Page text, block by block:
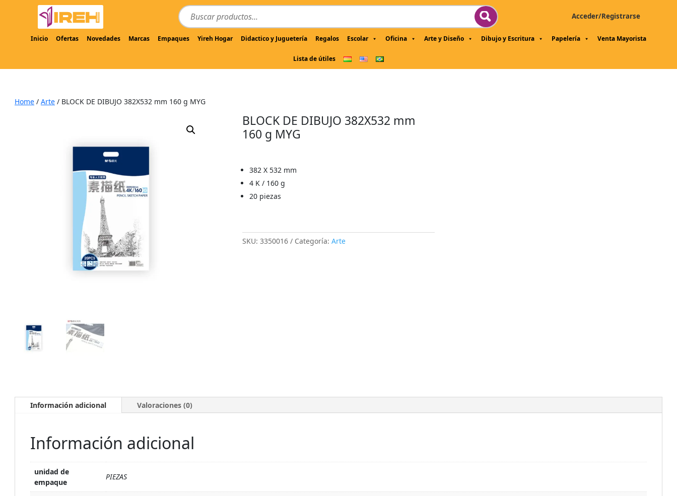
Acceder/Registrarse
Inicio Ofertas Novedades Marcas Empaques Yireh Hogar Didactico y Juguetería Regalos Escolar Oficina Arte y Diseño Dibujo y Escritura Papelería Venta Mayorista
Lista de útiles
Home / Arte / BLOCK DE DIBUJO 382X532 mm 160 g MYG
BLOCK DE DIBUJO 382X532 mm
160 g MYG
382 X 532 mm
4 K / 160 g
20 piezas
SKU:3350016 Categoría:Arte
Información adicional Valoraciones (0)
Información adicional
unidad de
empaque
PIEZAS